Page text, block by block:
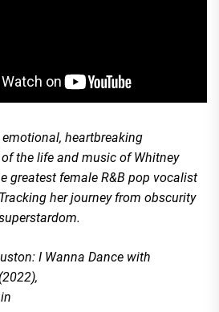
emotional, heartbreaking
the life and music of Whitney
greatest female R&B pop vocalist
her journey from obscurity
I Wanna Dance with